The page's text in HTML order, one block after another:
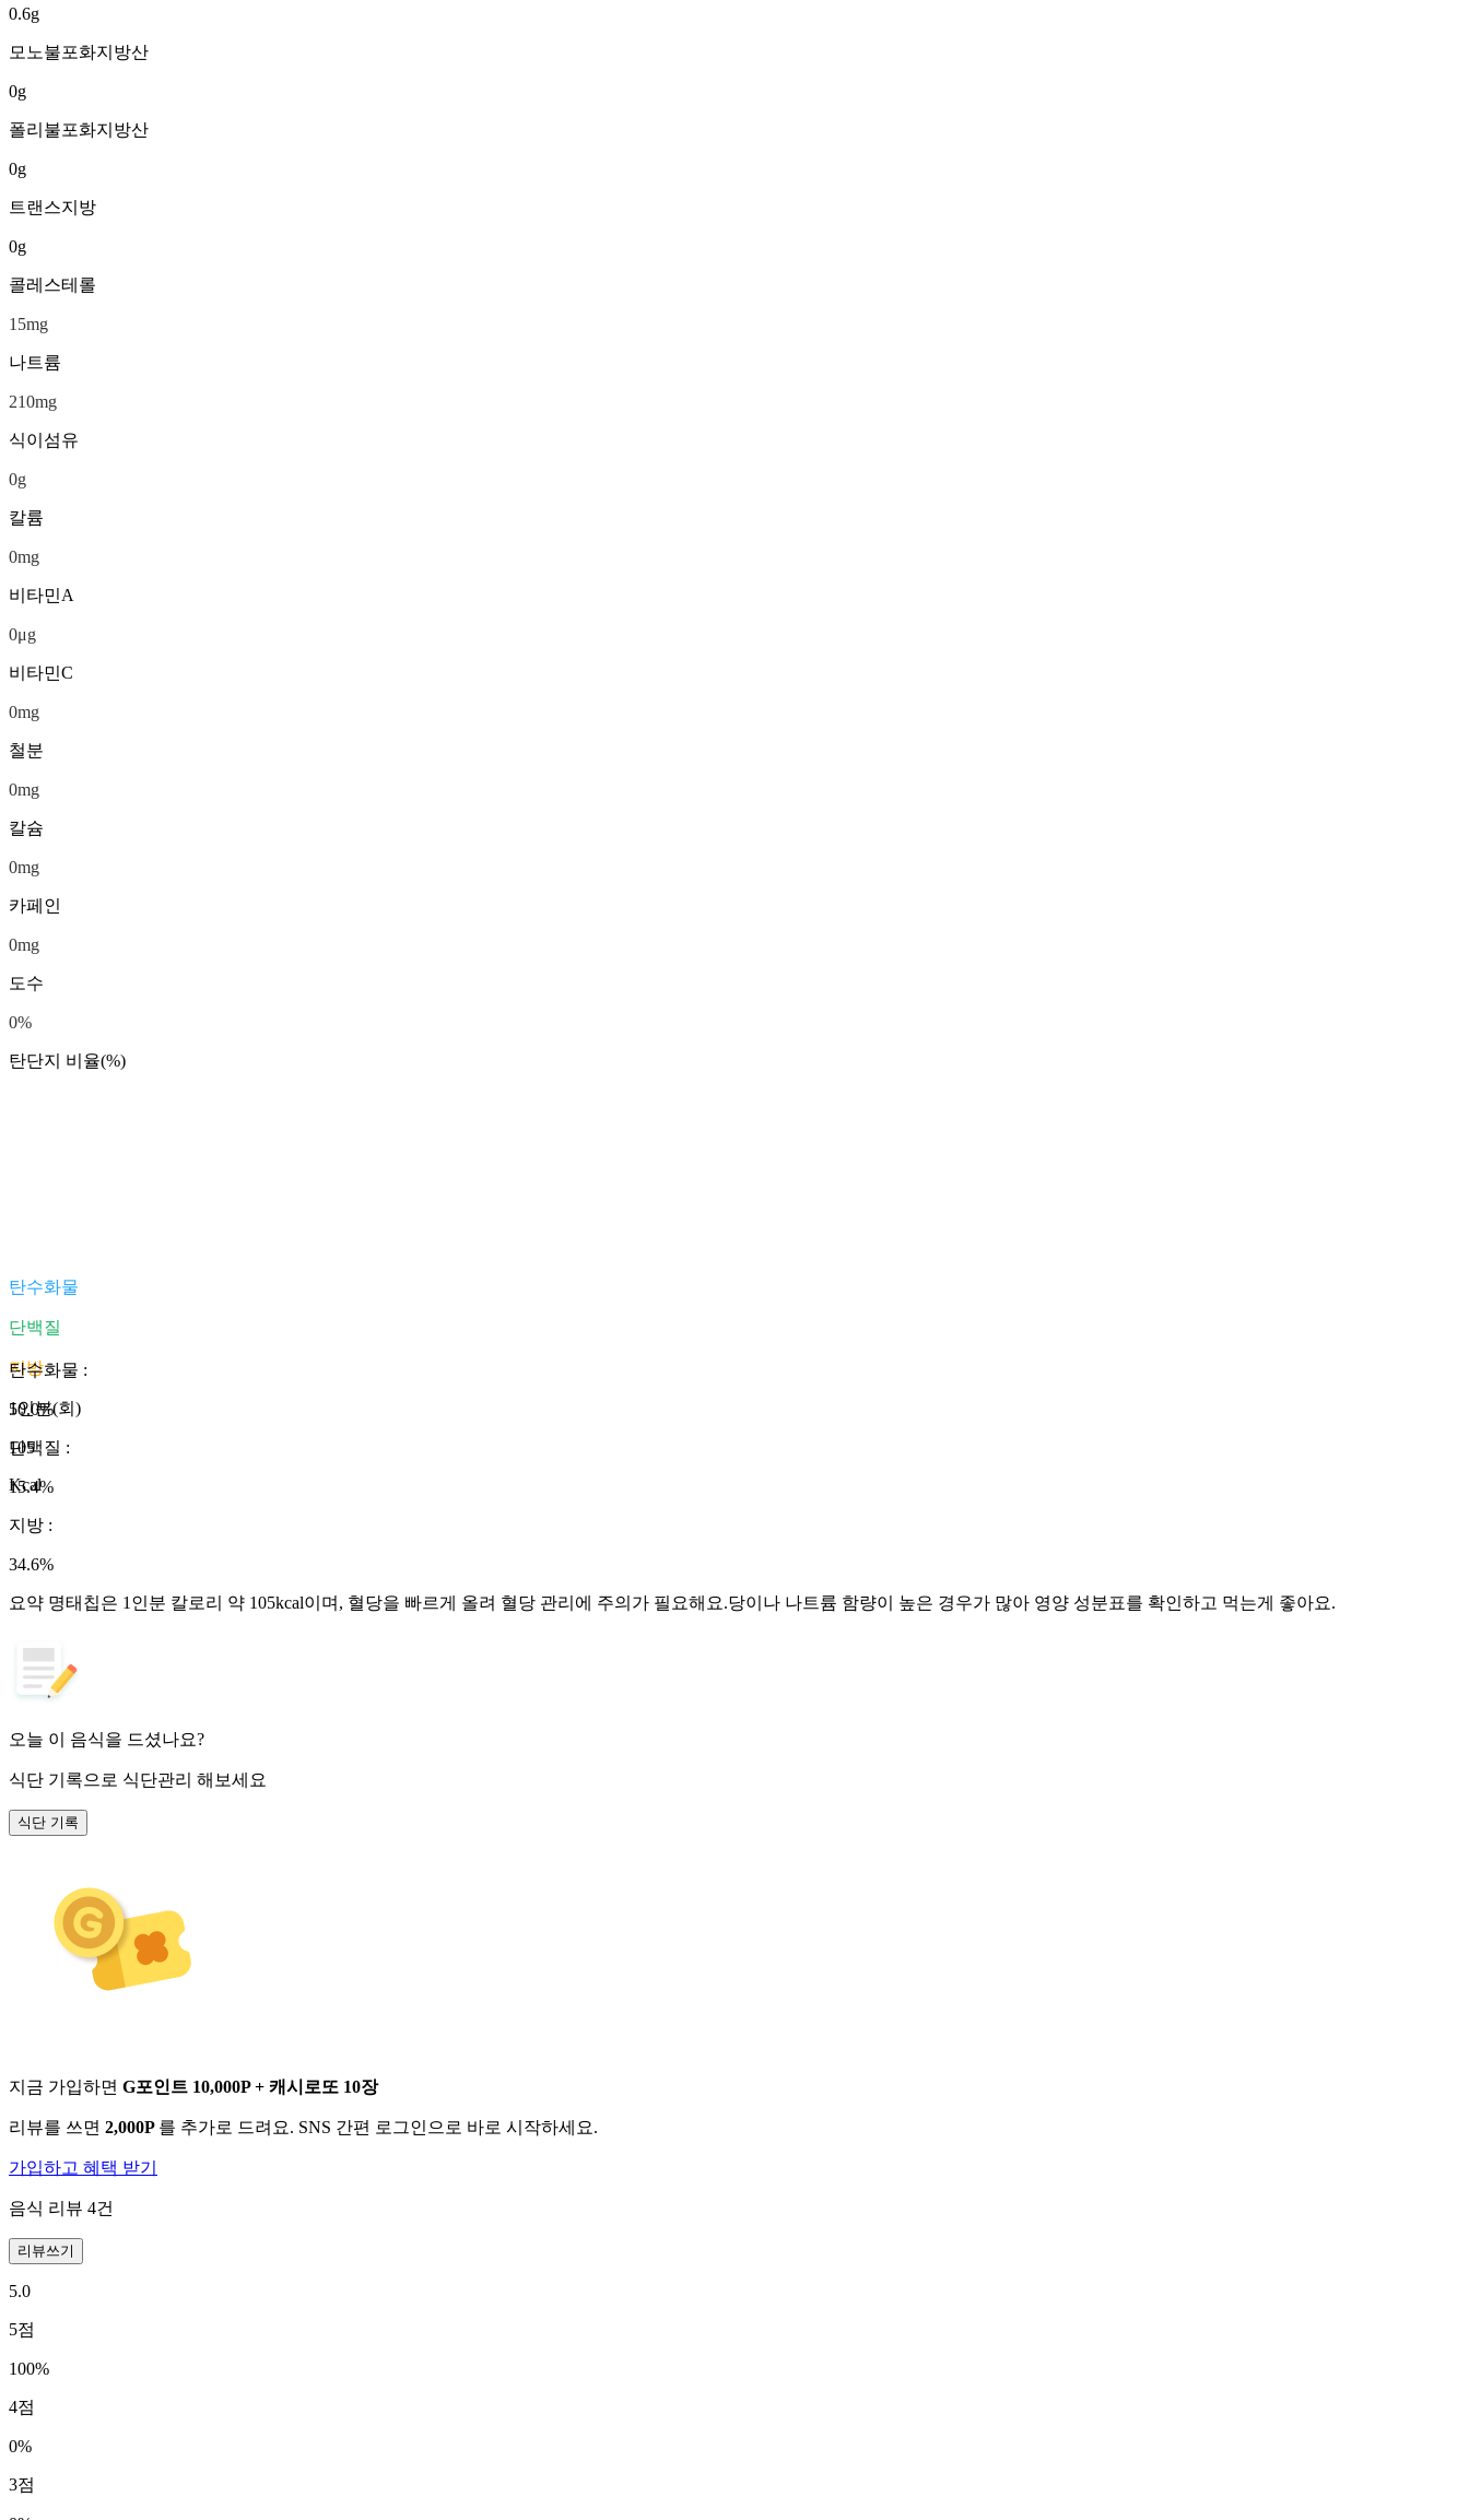
0.6g
모노불포화지방산
0g
폴리불포화지방산
0g
트랜스지방
0g
콜레스테롤
15mg
나트륨
210mg
식이섬유
0g
칼륨
0mg
비타민A
0μg
비타민C
0mg
철분
0mg
칼슘
0mg
카페인
0mg
도수
0%
탄단지 비율(%)
탄수화물
단백질
지방
1인분(회)
105
Kcal
탄수화물 :
50.0%
단백질 :
15.4%
지방 :
34.6%
요약 명태칩은 1인분 칼로리 약 105kcal이며, 혈당을 빠르게 올려 혈당 관리에 주의가 필요해요.당이나 나트륨 함량이 높은 경우가 많아 영양 성분표를 확인하고 먹는게 좋아요.
오늘 이 음식을 드셨나요?
식단 기록으로 식단관리 해보세요
식단 기록
지금 가입하면 G포인트 10,000P + 캐시로또 10장
리뷰를 쓰면 2,000P 를 추가로 드려요. SNS 간편 로그인으로 바로 시작하세요.
가입하고 혜택 받기
음식 리뷰 4건
리뷰쓰기
5.0
5점
100%
4점
0%
3점